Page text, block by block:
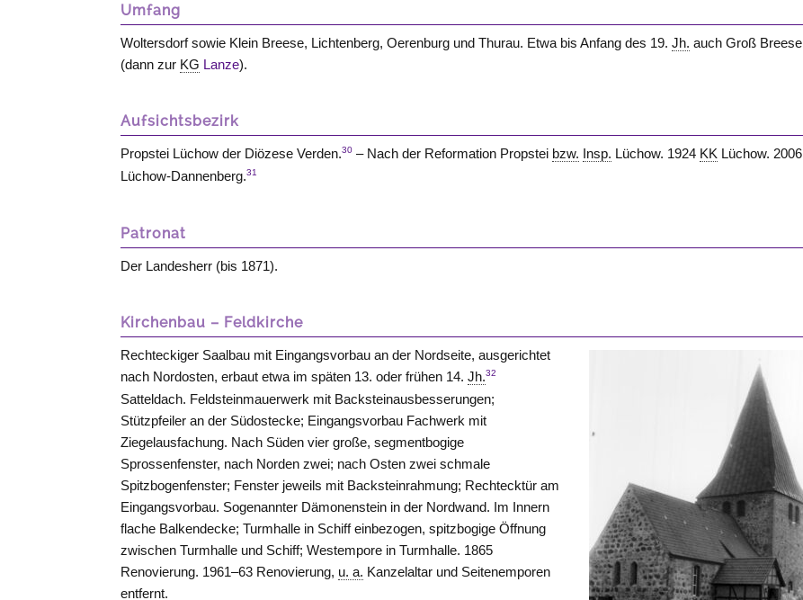
Umfang
Woltersdorf sowie Klein Breese, Lichtenberg, Oerenburg und Thurau. Etwa bis Anfang des 19.Jh. auch Groß Breese
(dann zur KG Lanze).
Aufsichtsbezirk
Propstei Lüchow der Diözese Verden.30 – Nach der Reformation Propstei bzw. Insp. Lüchow. 1924 KK Lüchow. 2006
Lüchow-Dannenberg.31
Patronat
Der Landesherr (bis 1871).
Kirchenbau – Feldkirche
Rechteckiger Saalbau mit Eingangsvorbau an der Nordseite, ausgerichtet
nach Nordosten, erbaut etwa im späten 13. oder frühen 14.Jh.32
Satteldach. Feldsteinmauerwerk mit Backsteinausbesserungen;
Stützpfeiler an der Südostecke; Eingangsvorbau Fachwerk mit
Ziegelausfachung. Nach Süden vier große, segmentbogige
Sprossenfenster, nach Norden zwei; nach Osten zwei schmale
Spitzbogenfenster; Fenster jeweils mit Backsteinrahmung; Rechtecktür am
Eingangsvorbau. Sogenannter Dämonenstein in der Nordwand. Im Innern
flache Balkendecke; Turmhalle in Schiff einbezogen, spitzbogige Öffnung
zwischen Turmhalle und Schiff; Westempore in Turmhalle. 1865
Renovierung. 1961–63 Renovierung, u. a. Kanzelaltar und Seitenemporen
entfernt.